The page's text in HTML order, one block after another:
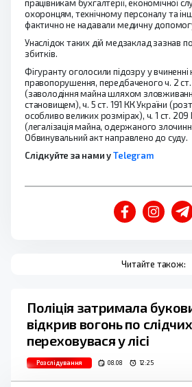
працівникам бухгалтерії, економічної
охоронцям, технічному персоналу та
фактично не надавали медичну
Унаслідок таких дій медзаклад зазнав
збитків.
Фігуранту оголосили підозру у
правопорушення, передбаченого ч. 2 ст.
(заволодіння майна шляхом
становищем), ч. 5 ст. 191 КК України
особливо великих розмірах), ч. 1 ст. 209
(легалізація майна, одержаного
Обвинувальний акт направлено до суду.
Слідкуйте за нами уTelegram
Читайте також:
Поліція затримала
відкрив вогонь по
переховувася у лісі
Розслідування 08.08 12:25